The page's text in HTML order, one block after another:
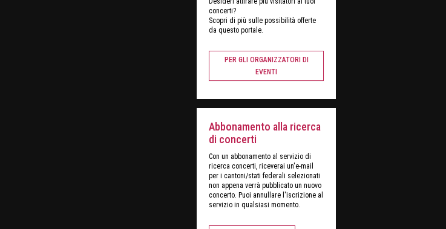
concerti?
Scopri di più sulle possibilità offerte
da questo portale.
PER GLI ORGANIZZATORI DI
EVENTI
Abbonamento alla ricerca
di concerti
Con un abbonamento al servizio di
ricerca concerti, riceverai un'e-mail
per i cantoni/stati federali selezionati
non appena verrà pubblicato un nuovo
concerto. Puoi annullare l'iscrizione al
servizio in qualsiasi momento.